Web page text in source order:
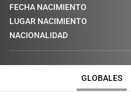
FECHA NACIMIENTO
LUGAR NACIMIENTO
NACIONALIDAD
GLOBALES